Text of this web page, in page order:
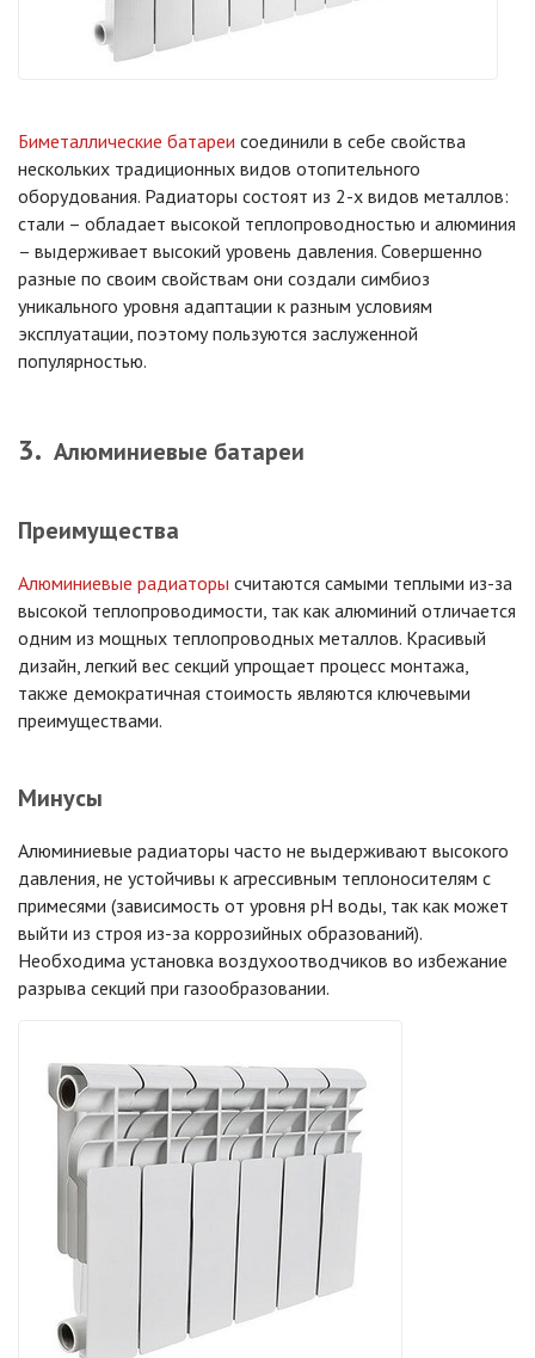
Биметаллические батареи соединили в себе свойства
нескольких традиционных видов отопительного
оборудования. Радиаторы состоят из 2-х видов металлов:
стали – обладает высокой теплопроводностью и алюминия
– выдерживает высокий уровень давления. Совершенно
разные по своим свойствам они создали симбиоз
уникального уровня адаптации к разным условиям
эксплуатации, поэтому пользуются заслуженной
популярностью.
Алюминиевые батареи
Преимущества
Алюминиевые радиаторы считаются самыми теплыми из-за
высокой теплопроводимости, так как алюминий отличается
одним из мощных теплопроводных металлов. Красивый
дизайн, легкий вес секций упрощает процесс монтажа,
также демократичная стоимость являются ключевыми
преимуществами.
Минусы
Алюминиевые радиаторы часто не выдерживают высокого
давления, не устойчивы к агрессивным теплоносителям с
примесями (зависимость от уровня pH воды, так как может
выйти из строя из-за коррозийных образований).
Необходима установка воздухоотводчиков во избежание
разрыва секций при газообразовании.